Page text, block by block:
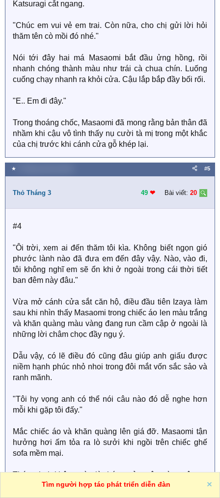
Katsuragi cắt ngang.
"Chúc em vui vẻ em trai. Còn nữa, cho chị gửi lời hỏi
thăm tên cò mồi đó nhé."
Nói tới đây hai má Masaomi bắt đầu ửng hồng, rồi
nhanh chóng thành màu như trái cà chua chín. Luống
cuống chạy nhanh ra khỏi cửa. Cậu lắp bắp đầy bối rối.
"E.. Em đi đây."
Trong thoáng chốc, Masaomi đã mong rằng bản thân đã
nhầm khi cậu vô tình thấy nụ cười tà mị trong một khắc
của chị trước khi cánh cửa gỗ khép lại.
★ #5
Thỏ Tháng 3 49 ❤︎ Bài viết: 20
#4
"Ôi trời, xem ai đến thăm tôi kìa. Không biết ngọn gió
phước lành nào đã đưa em đến đây vậy. Nào, vào đi,
tôi không nghĩ em sẽ ổn khi ở ngoài trong cái thời tiết
ban đêm này đâu."
Vừa mở cánh cửa sắt căn hộ, điều đầu tiên Izaya làm
sau khi nhìn thấy Masaomi trong chiếc áo len màu trắng
và khăn quàng màu vàng đang run cầm cập ở ngoài là
những lời châm chọc đầy ngụ ý.
Dẫu vậy, có lẽ điều đó cũng đâu giúp anh giấu được
niềm hạnh phúc nhỏ nhoi trong đôi mắt vốn sắc sảo và
ranh mãnh.
"Tôi hy vọng anh có thể nói câu nào đó dễ nghe hơn
mỗi khi gặp tôi đấy."
Mắc chiếc áo và khăn quàng lên giá đỡ. Masaomi tận
hưởng hơi ấm tỏa ra lò sưởi khi ngồi trên chiếc ghế
sofa mềm mại.
Tháng hai, không còn là tháng của một mùa xuân se
lạnh, nhưng dẫu vậy, mỗi khi màn đêm buông xuống
phủ kín bầu trời, mặt trăng như đi tìm cho mình một chỗ
Tìm người hợp tác phát triển diễn đàn